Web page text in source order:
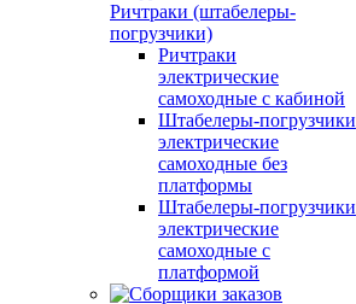
Ричтраки (штабелеры-
погрузчики)
Ричтраки
электрические
самоходные с кабиной
Штабелеры-погрузчики
электрические
самоходные без
платформы
Штабелеры-погрузчики
электрические
самоходные с
платформой